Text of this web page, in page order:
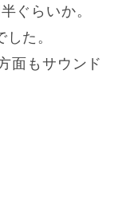
ぐらいか。
た。
面もサウンド